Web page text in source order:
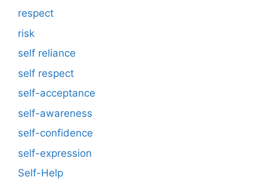
respect
risk
self reliance
self respect
self-acceptance
self-awareness
self-confidence
self-expression
Self-Help